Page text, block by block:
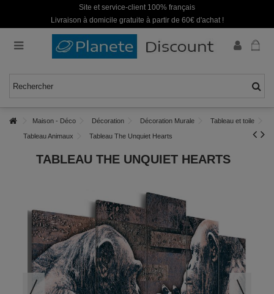
Site et service-client 100% français
Livraison à domicile gratuite à partir de 60€ d'achat !
Maison - Déco Décoration Décoration Murale Tableau et toile
Tableau Animaux Tableau The Unquiet Hearts
TABLEAU THE UNQUIET HEARTS